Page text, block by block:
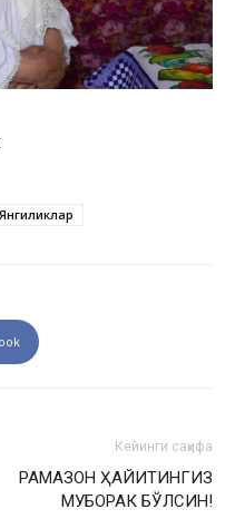
Янгиликлар
Кейинги саҳифа
РАМАЗОН ҲАЙИТИНГИЗ
МУБОРАК БЎЛСИН!